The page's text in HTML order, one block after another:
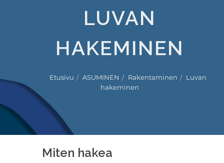
LUVAN
HAKEMINEN
Etusivu ASUMINEN Rakentaminen
Luvan
hakeminen
Miten hakea